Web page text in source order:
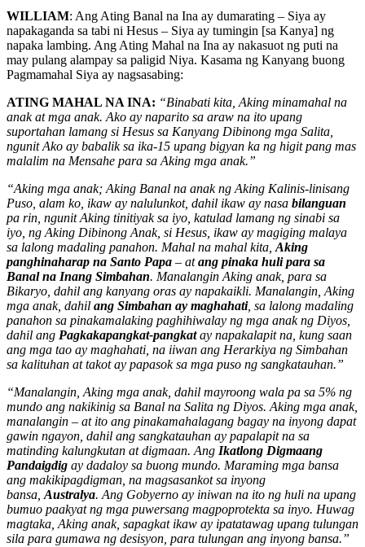
WILLIAM: Ang Ating Banal na Ina ay dumarating – Siya ay
napakaganda sa tabi ni Hesus – Siya ay tumingin [sa Kanya] ng
napaka lambing. Ang Ating Mahal na Ina ay nakasuot ng puti na
may pulang alampay sa paligid Niya. Kasama ng Kanyang buong
Pagmamahal Siya ay nagsasabing:
ATING MAHAL NA INA: “Binabati kita, Aking minamahal na
anak at mga anak. Ako ay naparito sa araw na ito upang
suportahan lamang si Hesus sa Kanyang Dibinong mga Salita,
ngunit Ako ay babalik sa ika-15 upang bigyan ka ng higit pang mas
malalim na Mensahe para sa Aking mga anak.”
“Aking mga anak; Aking Banal na anak ng Aking Kalinis-linisang
Puso, alam ko, ikaw ay nalulunkot, dahil ikaw ay nasa bilanguan
pa rin, ngunit Aking tinitiyak sa iyo, katulad lamang ng sinabi sa
iyo, ng Aking Dibinong Anak, si Hesus, ikaw ay magiging malaya
sa lalong madaling panahon. Mahal na mahal kita, Aking
panghinaharap na Santo Papa – atang pinaka huli para sa
Banal na Inang Simbahan. Manalangin Aking anak, para sa
Bikaryo, dahil ang kanyang oras ay napakaikli. Manalangin, Aking
mga anak, dahil ang Simbahan ay maghahati, sa lalong madaling
panahon sa pinakamalaking paghihiwalay ng mga anak ng Diyos,
dahil ang Pagkakapangkat-pangkatay napakalapit na, kung saan
ang mga tao ay maghahati, na iiwan ang Herarkiya ng Simbahan
sa kalituhan at takot ay papasok sa mga puso ng sangkatauhan.”
“Manalangin, Aking mga anak, dahil mayroong wala pa sa 5% ng
mundo ang nakikinig sa Banal na Salita ng Diyos. Aking mga anak,
manalangin – at ito ang pinakamahalagang bagay na inyong dapat
gawin ngayon, dahil ang sangkatauhan ay papalapit na sa
matinding kalungkutan at digmaan. Ang Ikatlong Digmaang
Pandaigdig ay dadaloy sa buong mundo. Maraming mga bansa
ang makikipagdigman, na magsasankot sa inyong
bansa, Australya. Ang Gobyerno ay iniwan na ito ng huli na upang
bumuo paakyat ng mga puwersang magpoprotekta sa inyo. Huwag
magtaka, Aking anak, sapagkat ikaw ay ipatatawag upang tulungan
sila para gumawa ng desisyon, para tulungan ang inyong bansa.”